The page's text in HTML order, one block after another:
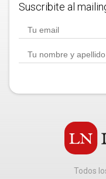
Suscribite al
Todos